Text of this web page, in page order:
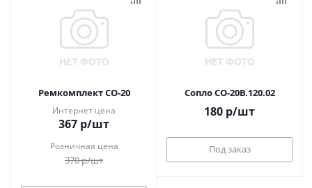
Ремкомплект СО-20
Интернет цена
367 р/шт
Розничная цена
370р/шт
Сопло СО-20B.120.02
180 р/шт
Под заказ